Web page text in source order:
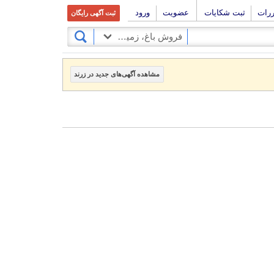
ثبت شکایات عضویت ورود ثبت آگهی رایگان
فروش باغ، زمین و کلنگی
مشاهده آگهی‌های جدید در زرند